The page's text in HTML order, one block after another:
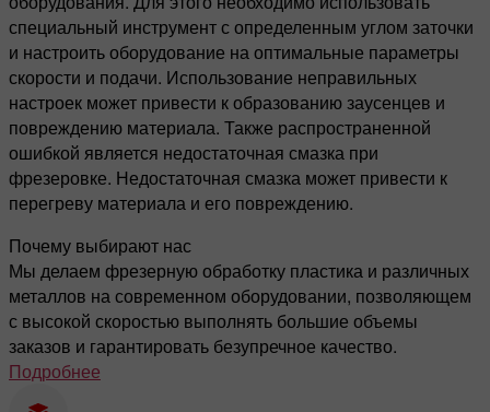
специальный инструмент с определенным углом заточки
и настроить оборудование на оптимальные параметры
скорости и подачи. Использование неправильных
настроек может привести к образованию заусенцев и
повреждению материала. Также распространенной
ошибкой является недостаточная смазка при
фрезеровке. Недостаточная смазка может привести к
перегреву материала и его повреждению.
Почему выбирают нас
Мы делаем фрезерную обработку пластика и различных
металлов на современном оборудовании, позволяющем
с высокой скоростью выполнять большие объемы
заказов и гарантировать безупречное качество.
Подробнее